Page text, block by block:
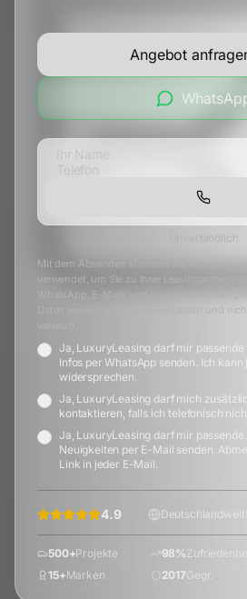
Angebot
Unverbindlich
Mit dem Absenden stimmen Sie zu, dass
verwendet, um Sie zu Ihrer Leasinganfrage
WhatsApp, E-Mail) und ein passendes
Daten werden vertraulich behandelt und
Ja, LuxuryLeasing darf mir passende
Infos per WhatsApp senden. Ich kann
widersprechen.
Ja, LuxuryLeasing darf mich
kontaktieren, falls ich telefonisch
Ja, LuxuryLeasing darf mir passende
Neuigkeiten per E-Mail senden.
Link in jeder E-Mail.
4.9( Deutschlandweit
500+Projekte 98% Zufriedenheit
15+Marken 2017Gegr.